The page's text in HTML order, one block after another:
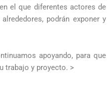
el que diferentes actores de
podrán exponer y
apoyando, para que
trabajo y proyecto. >